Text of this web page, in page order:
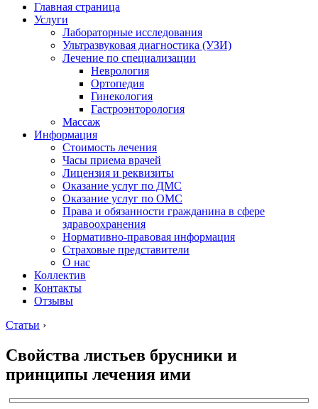
Главная страница
Услуги
Лабораторные исследования
Ультразвуковая диагностика (УЗИ)
Лечение по специализации
Неврология
Ортопедия
Гинекология
Гастроэнторология
Массаж
Информация
Стоимость лечения
Часы приема врачей
Лицензия и реквизиты
Оказание услуг по ДМС
Оказание услуг по ОМС
Права и обязанности гражданина в сфере
здравоохранения
Нормативно-правовая информация
Страховые представители
О нас
Коллектив
Контакты
Отзывы
Статьи ›
Свойства листьев брусники и
принципы лечения ими